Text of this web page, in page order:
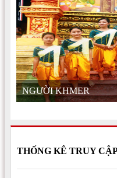
NGƯỜI KHMER
THỐNG KÊ TRUY